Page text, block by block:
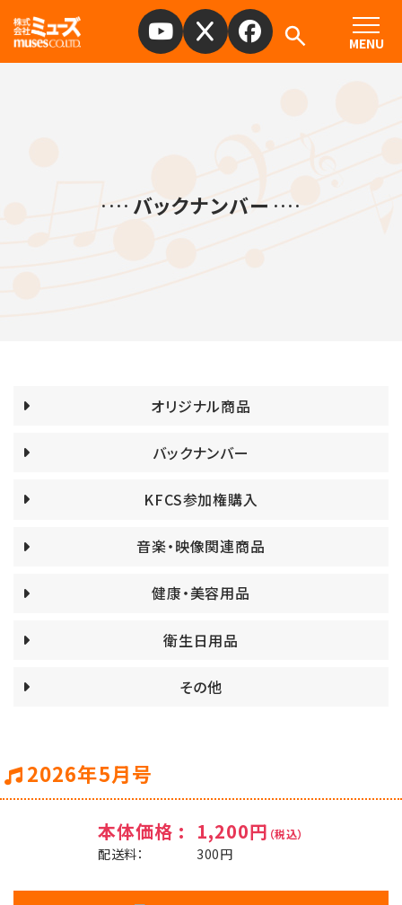
MENU
バックナンバー
オリジナル商品
バックナンバー
KFCS参加権購入
音楽・映像関連商品
健康・美容用品
衛生日用品
その他
2026年5月号
本体価格 : 1,200円 （税込）
配送料： 300円